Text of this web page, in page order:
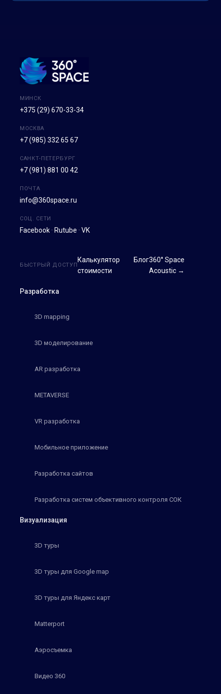
МИНСК
+375 (29) 670-33-34
МОСКВА
+7 (985) 332 65 67
САНКТ-ПЕТЕРБУРГ
+7 (981) 881 00 42
ПОЧТА
info@360space.ru
СОЦ. СЕТИ
Facebook · Rutube · VK
Разработка
3D mapping
3D моделирование
AR разработка
METAVERSE
VR разработка
Мобильное приложение
Разработка сайтов
Разработка систем объективного контроля СОК
Визуализация
3D туры
3D туры для Google map
3D туры для Яндекс карт
Matterport
Аэросъемка
Видео 360
БЫСТРЫЙ ДОСТУП
Калькулятор
стоимости
Блог360° Space
Acoustic →